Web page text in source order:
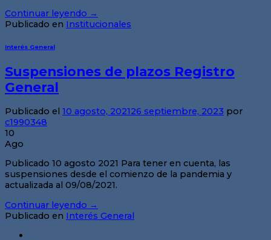
Continuar leyendo →
Publicado en Institucionales
Interés General
Suspensiones de plazos Registro
General
Publicado el 10 agosto, 202126 septiembre, 2023 por
c1990348
10
Ago
Publicado 10 agosto 2021 Para tener en cuenta, las
suspensiones desde el comienzo de la pandemia y
actualizada al 09/08/2021.
Continuar leyendo →
Publicado en Interés General